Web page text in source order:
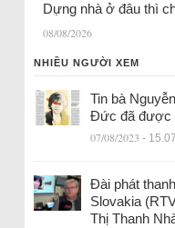
Dựng nhà ở đâu thì
08/08/2026
NHIỀU NGƯỜI XEM
Tin bà
Đức đã được
07/08/2023 -
Đài phát
Slovakia
Thị Thanh